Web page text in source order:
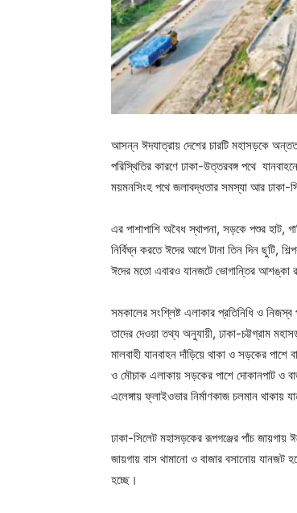
আসন্ন ঈদযাত্রায় দেশের চারটি মহাসড়কে
পরিস্থিতির কারণে ঢাকা-উত্তরবঙ্গ পথে
ময়মনসিংহ পথে জলাবদ্ধতার সমস্যা আর ঢাকা-
এর পাশাপাশি অবৈধ স্থাপনা, সড়কে পশুর হাট,
নির্বিঘ্ন করতে ঈদের আগে টানা তিন দিন ছুটি,
ঈদের মতো এবারও যানজটে ভোগান্তির আশঙ্কা
সমকালের সংশ্লিষ্ট এলাকার প্রতিনিধি ও
তাদের দেওয়া তথ্য অনুযায়ী, ঢাকা-চট্টগ্রাম
মালবাহী যানবাহন দাঁড়িয়ে থাকা ও সড়কের
ও মৌচাক এলাকায় সড়কের পাশে দোকানপাট ও
এলেঙ্গায় ফ্লাইওভার নির্মাণকাজ চলমান থাকায়
ঢাকা-সিলেট মহাসড়কের রূপগঞ্জের পাঁচ
জায়গায় বাস থামানো ও বাজার বসানোয় যানজট
হচ্ছে।